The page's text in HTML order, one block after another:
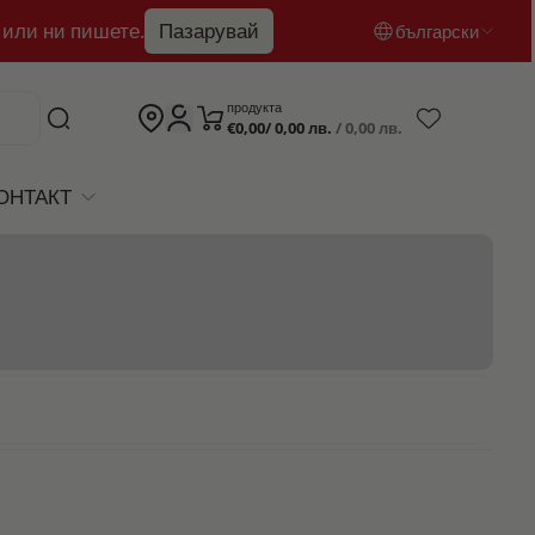
ни пишете. Пазарувай български
English
продукта
€0,00/ 0,00 лв. / 0,00 лв.